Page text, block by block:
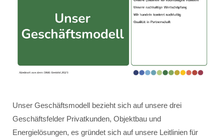
Unser Geschäftsmodell bezieht sich auf unsere drei
Geschäftsfelder Privatkunden, Objektbau und
Energielösungen, es gründet sich auf unsere Leitlinien für